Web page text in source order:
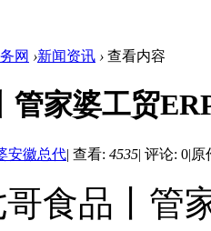
网 ›新闻资讯 › 查看内容
管家婆工贸
安徽总代| 查看: 4535| 评论: 0|原
食品丨管